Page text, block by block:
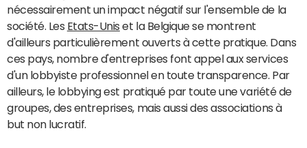
nécessairement un impact négatif sur l'ensemble de la
société. Les Etats-Unis et la Belgique se montrent
d'ailleurs particulièrement ouverts à cette pratique. Dans
ces pays, nombre d'entreprises font appel aux services
d'un lobbyiste professionnel en toute transparence. Par
ailleurs, le lobbying est pratiqué par toute une variété de
groupes, des entreprises, mais aussi des associations à
but non lucratif.